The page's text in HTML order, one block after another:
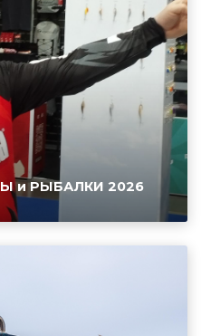
и РЫБАЛКИ 2026